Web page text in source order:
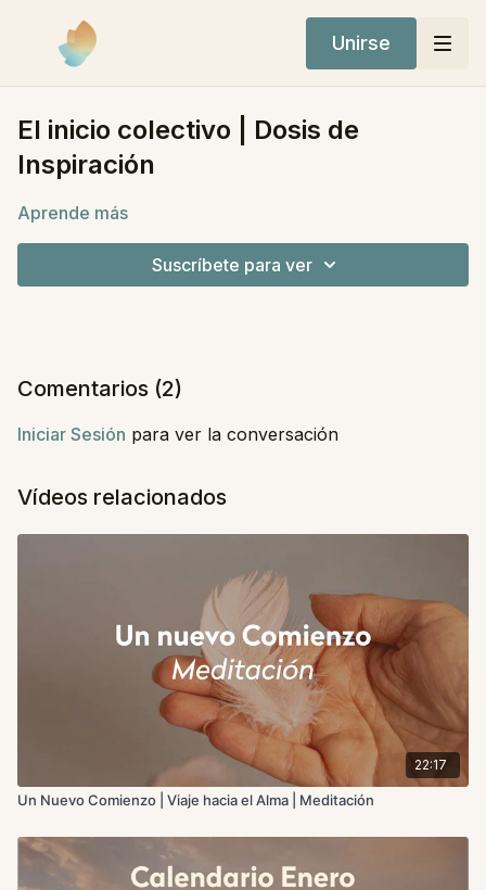
Unirse
El inicio colectivo | Dosis de
Inspiración
Aprende más
Suscríbete para ver
Comentarios (2)
Iniciar Sesión para ver la conversación
Vídeos relacionados
22:17
Un Nuevo Comienzo | Viaje hacia el Alma | Meditación